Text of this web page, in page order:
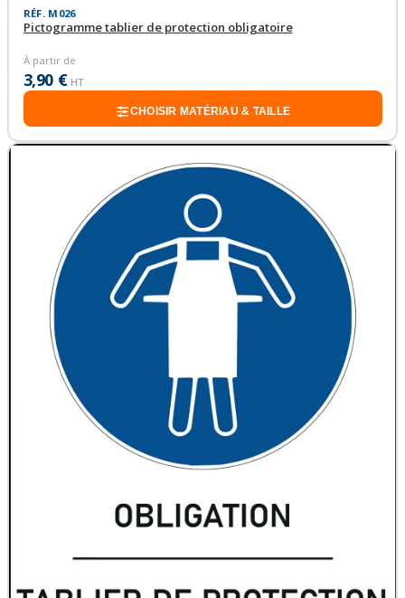
RÉF. M026
Pictogramme tablier de protection obligatoire
À partir de
3,90 € HT
CHOISIR MATÉRIAU & TAILLE